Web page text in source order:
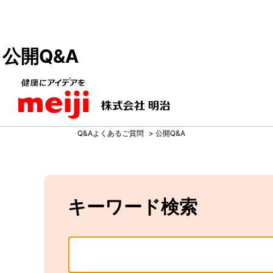
公開Q&A
Q&Aよくあるご質問 > 公開Q&A
キーワード検索